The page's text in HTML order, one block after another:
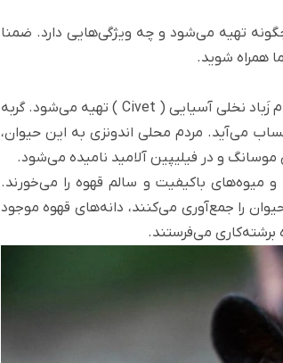
تهیه می‌شود و چه ویژگی‌هایی دارد. ضمنا
همراه شوید.
زَباد نخلی آسیایی ( Civet ) تهیه می‌شود. گربه
می‌آید. مردم محلی اندونزی به این حیوان،
موسانگ و در فیلیپین آلامید نامیده می‌شود.
و میوه‌های باکیفیت و سالم قهوه را می‌خورند.
را جمع‌آوری می‌کنند، دانه‌های قهوه موجود
برشته‌کاری می‌فرستند.